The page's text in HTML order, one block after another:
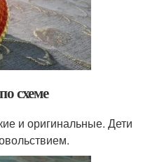
схеме
и оригинальные. Дети